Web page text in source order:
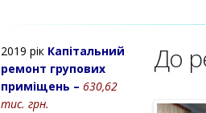
2019 рік Капітальний
ремонт групових
приміщень – 630,62
тис. грн.
До